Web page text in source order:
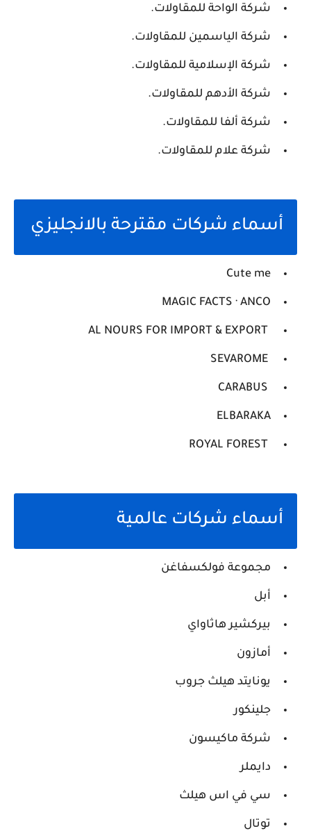
شركة الواحة للمقاولات.
شركة الياسمين للمقاولات.
شركة الإسلامية للمقاولات.
شركة الأدهم للمقاولات.
شركة ألفا للمقاولات.
شركة علام للمقاولات.
أسماء شركات مقترحة بالانجليزي
Cute me
MAGIC FACTS · ANCO
ELBARAKA
أسماء شركات عالمية
مجموعة فولكسفاغن
أبل
بيركشير هاثاواي
أمازون
يونايتد هيلث جروب
جلينكور
شركة ماكيسون
دايملر
سي في اس هيلث
توتال